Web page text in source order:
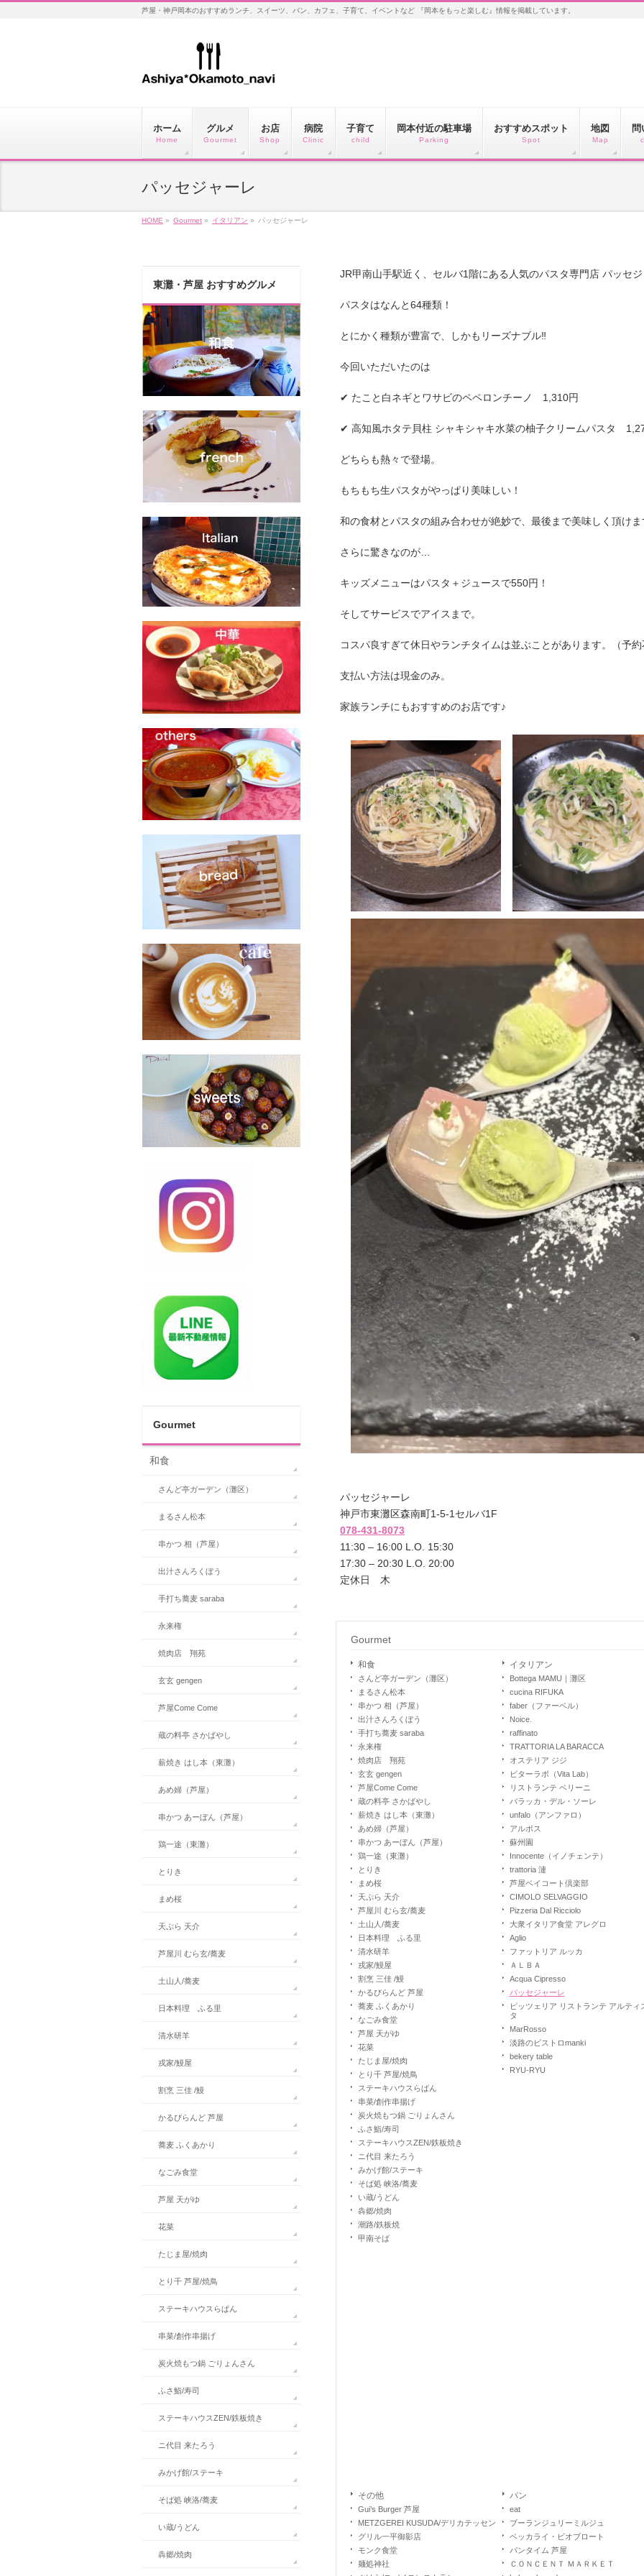
芦屋・神戸岡本のおすすめランチ、スイーツ、パン、カフェ、子育て、イベントなど 『岡本をもっと楽しむ』情報を掲載しています。
ホーム
Home
グルメ
Gourmet
お店
Shop
病院
Clinic
子育て
child
岡本付近の駐車場
Parking
おすすめスポット
Spot
地図
Map
問
パッセジャーレ
HOME » Gourmet » イタリアン » パッセジャーレ
JR甲南山手駅近く、セルバ1階にある人気のパスタ専門店 パッセ
パスタはなんと64種類！
とにかく種類が豊富で、しかもリーズナブル‼︎
今回いただいたのは
✔︎ たこと白ネギとワサビのペペロンチーノ 1,310円
✔︎ 高知風ホタテ貝柱 シャキシャキ水菜の柚子クリームパスタ
どちらも熱々で登場。
もちもち生パスタがやっぱり美味しい！
和の食材とパスタの組み合わせが絶妙で、最後まで美味しく頂けま
さらに驚きなのが…
キッズメニューはパスタ＋ジュースで550円！
そしてサービスでアイスまで。
コスパ良すぎて休日やランチタイムは並ぶことがあります。（予
支払い方法は現金のみ。
家族ランチにもおすすめのお店です♪
パッセジャーレ
神戸市東灘区森南町1-5-1セルバ1F
078-431-8073
11:30 – 16:00 L.O. 15:30
17:30 – 20:30 L.O. 20:00
定休日 木
Gourmet
和食
さんど亭ガーデン（灘区）
まるさん松本
串かつ 相（芦屋）
出汁さんろくぼう
手打ち蕎麦 saraba
永来権
焼肉店 翔苑
玄玄 gengen
芦屋Come Come
蔵の料亭 さかばやし
薪焼き はし本（東灘）
あめ婦（芦屋）
串かつ あーぼん（芦屋）
鶏一途（東灘）
とりき
まめ桜
天ぷら 天介
芦屋川 むら玄/蕎麦
土山人/蕎麦
日本料理 ふる里
清水研羊
戎家/鰻屋
割烹 三佳 /鰻
かるびらんど 芦屋
蕎麦 ふくあかり
なごみ食堂
芦屋 天がゆ
花菜
たじま屋/焼肉
とり千 芦屋/焼鳥
ステーキハウスらぱん
串菜/創作串揚げ
炭火焼もつ鍋 ごりょんさん
ふさ鮨/寿司
ステーキハウスZEN/鉄板焼き
ニ代目 来たろう
みかげ館/ステーキ
そば処 峡洛/蕎麦
い蔵/うどん
犇郷/焼肉
潮路/鉄板焼
甲南そば
イタリアン
Bottega MAMU｜灘区
cucina RIFUKA
faber（ファーベル）
Noice.
raffinato
TRATTORIA LA BARACCA
オステリア ジジ
ビターラボ（Vita Lab）
リストランテ ベリーニ
バラッカ・デル・ソーレ
unfalo（アンファロ）
アルボス
蘇州園
Innocente（イノチェンテ）
trattoria 漣
芦屋ベイコート倶楽部
CIMOLO SELVAGGIO
Pizzeria Dal Ricciolo
大衆イタリア食堂 アレグロ
Aglio
ファットリア ルッカ
ＡＬＢＡ
Acqua Cipresso
パッセジャーレ
ピッツェリア リストランテ アルティ
タ
MarRosso
淡路のビストロmanki
bekery table
RYU-RYU
その他
Gui’s Burger 芦屋
METZGEREI KUSUDA/デリカテッセン
グリル一平御影店
モンク食堂
麺処神社
パン
eat
ブーランジュリーミルジュ
ベッカライ・ビオブロート
パンタイム 芦屋
ＣＯＮＣＥＮＴ ＭＡＲＫＥＴ
東灘・芦屋 おすすめグルメ
Gourmet
和食
さんど亭ガーデン（灘区）
まるさん松本
串かつ 相（芦屋）
出汁さんろくぼう
手打ち蕎麦 saraba
永来権
焼肉店 翔苑
玄玄 gengen
芦屋Come Come
蔵の料亭 さかばやし
薪焼き はし本（東灘）
あめ婦（芦屋）
串かつ あーぼん（芦屋）
鶏一途（東灘）
とりき
まめ桜
天ぷら 天介
芦屋川 むら玄/蕎麦
土山人/蕎麦
日本料理 ふる里
清水研羊
戎家/鰻屋
割烹 三佳 /鰻
かるびらんど 芦屋
蕎麦 ふくあかり
なごみ食堂
芦屋 天がゆ
花菜
たじま屋/焼肉
とり千 芦屋/焼鳥
ステーキハウスらぱん
串菜/創作串揚げ
炭火焼もつ鍋 ごりょんさん
ふさ鮨/寿司
ステーキハウスZEN/鉄板焼き
ニ代目 来たろう
みかげ館/ステーキ
そば処 峡洛/蕎麦
い蔵/うどん
犇郷/焼肉